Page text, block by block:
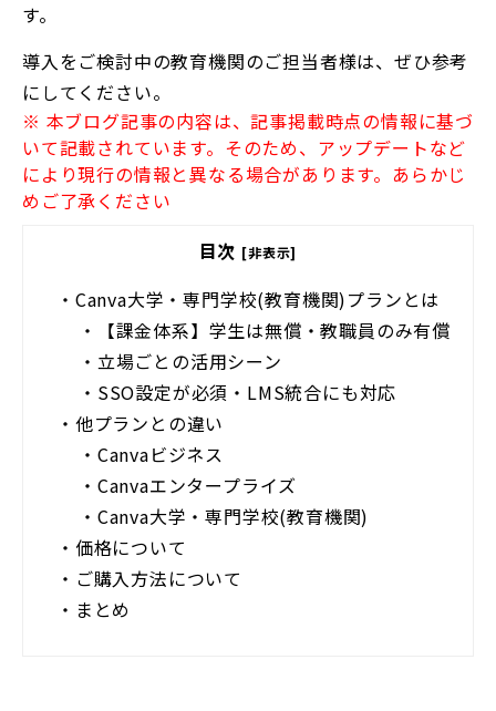
す。
導入をご検討中の教育機関のご担当者様は、ぜひ参考
にしてください。
※ 本ブログ記事の内容は、記事掲載時点の情報に基づ
いて記載されています。そのため、アップデートなど
により現行の情報と異なる場合があります。あらかじ
めご了承ください
目次 [非表示]
・ Canva大学・専門学校(教育機関)プランとは
・
【課金体系】学生は無償・教職員のみ有償
・ 立場ごとの活用シーン
・ SSO設定が必須・LMS統合にも対応
・ 他プランとの違い
・ Canvaビジネス
・ Canvaエンタープライズ
・ Canva大学・専門学校(教育機関)
・ 価格について
・ ご購入方法について
・ まとめ